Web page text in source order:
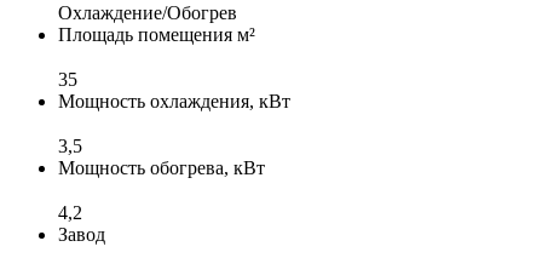
Охлаждение/Обогрев
Площадь помещения м²
35
Мощность охлаждения, кВт
3,5
Мощность обогрева, кВт
4,2
Завод